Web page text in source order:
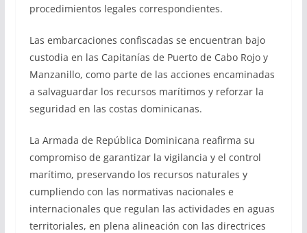
procedimientos legales correspondientes.
Las embarcaciones confiscadas se encuentran bajo
custodia en las Capitanías de Puerto de Cabo Rojo y
Manzanillo, como parte de las acciones encaminadas
a salvaguardar los recursos marítimos y reforzar la
seguridad en las costas dominicanas.
La Armada de República Dominicana reafirma su
compromiso de garantizar la vigilancia y el control
marítimo, preservando los recursos naturales y
cumpliendo con las normativas nacionales e
internacionales que regulan las actividades en aguas
territoriales, en plena alineación con las directrices